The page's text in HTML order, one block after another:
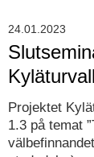
Projektet
1.3 på temat
24.01.2023